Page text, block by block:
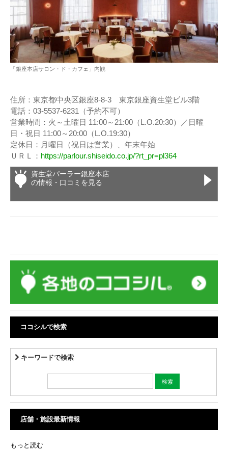
「銀座本店サロン・ド・カフェ」内観
住所：東京都中央区銀座8-8-3 東京銀座資生堂ビル3階
電話：03-5537-6231（予約不可）
営業時間：火～土曜日 11:00～21:00（L.O.20:30）／日曜
日・祝日 11:00～20:00（L.O.19:30）
定休日：月曜日（祝日は営業）、年末年始
ＵＲＬ： https://parlour.shiseido.co.jp/?rt_pr=pl364
資生堂パーラー銀座本店
の情報・口コミを見る
ココシルで検索
キーワードで検索
店舗・施設最新情報
もっと読む